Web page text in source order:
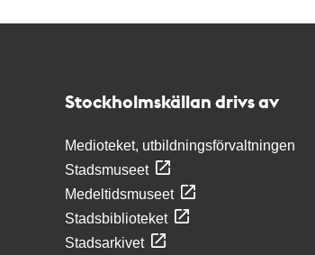
Stockholmskällan drivs av
Medioteket, utbildningsförvaltningen
Stadsmuseet
Medeltidsmuseet
Stadsbiblioteket
Stadsarkivet